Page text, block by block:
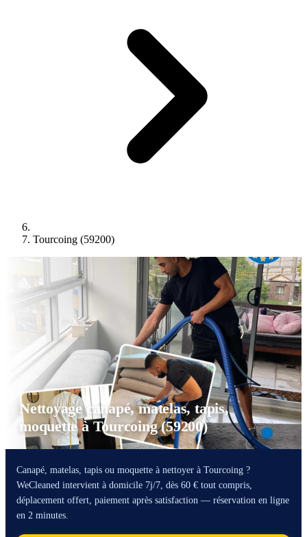
Tourcoing (59200)
Nettoyage canapé, matelas, tapis,
moquette à Tourcoing (59200)
Canapé, matelas, tapis ou moquette à nettoyer à Tourcoing ?
WeCleaned intervient à domicile 7j/7, dès 60 € tout compris,
déplacement offert, paiement après satisfaction — réservation en ligne
en 2 minutes.